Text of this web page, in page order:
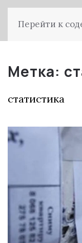
Перейти к
Метка:
статистика